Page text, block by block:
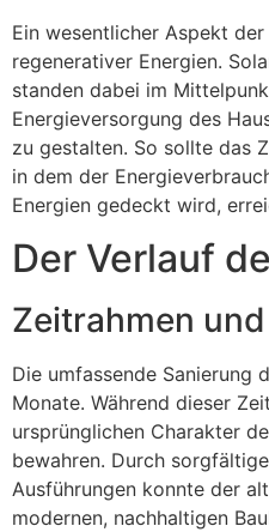
Ein wesentlicher Aspekt
regenerativer Energien.
standen dabei im
Energieversorgung des
zu gestalten. So sollte das
in dem der
Energien gedeckt wird,
Der Verlauf
Zeitrahmen
Die umfassende Sanierung
Monate. Während dieser
ursprünglichen Charakter
bewahren. Durch
Ausführungen konnte der
modernen, nachhaltigen